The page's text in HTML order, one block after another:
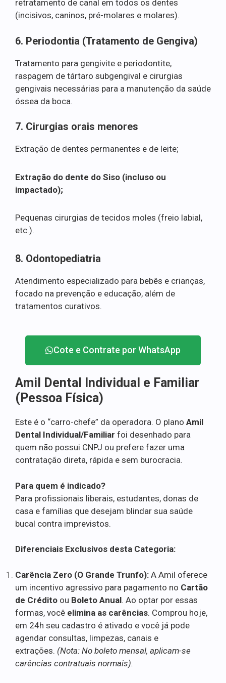
retratamento de canal em todos os dentes
(incisivos, caninos, pré-molares e molares).
6. Periodontia (Tratamento de Gengiva)
Tratamento para gengivite e periodontite,
raspagem de tártaro subgengival e cirurgias
gengivais necessárias para a manutenção da saúde
óssea da boca.
7. Cirurgias orais menores
Extração de dentes permanentes e de leite;
Extração do dente do Siso (incluso ou
impactado);
Pequenas cirurgias de tecidos moles (freio labial,
etc.).
8. Odontopediatria
Atendimento especializado para bebês e crianças,
focado na prevenção e educação, além de
tratamentos curativos.
Cote e Contrate por WhatsApp
Amil Dental Individual e Familiar
(Pessoa Física)
Este é o “carro-chefe” da operadora. O plano Amil
Dental Individual/Familiar foi desenhado para
quem não possui CNPJ ou prefere fazer uma
contratação direta, rápida e sem burocracia.
Para quem é indicado?
Para profissionais liberais, estudantes, donas de
casa e famílias que desejam blindar sua saúde
bucal contra imprevistos.
Diferenciais Exclusivos desta Categoria:
Carência Zero (O Grande Trunfo): A Amil oferece
um incentivo agressivo para pagamento no Cartão
de Crédito ou Boleto Anual. Ao optar por essas
formas, você elimina as carências. Comprou hoje,
em 24h seu cadastro é ativado e você já pode
agendar consultas, limpezas, canais e
extrações. (Nota: No boleto mensal, aplicam-se
carências contratuais normais).